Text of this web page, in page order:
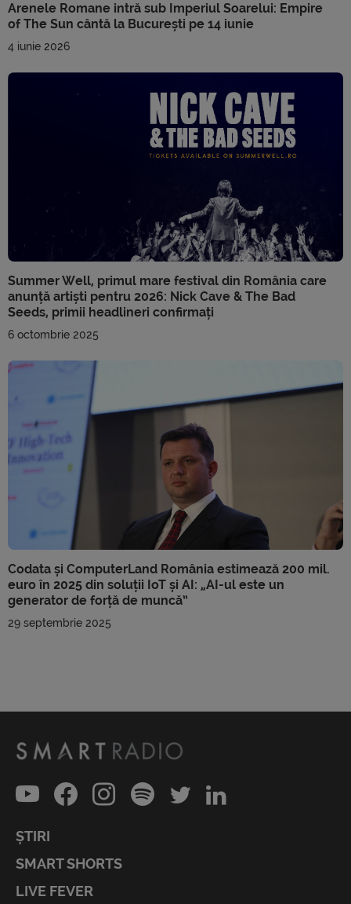
Arenele Romane intră sub Imperiul Soarelui: Empire
of The Sun cântă la București pe 14 iunie
4 iunie 2026
Summer Well, primul mare festival din România care
anunță artiști pentru 2026: Nick Cave & The Bad
Seeds, primii headlineri confirmați
6 octombrie 2025
Codata și ComputerLand România estimează 200 mil.
euro în 2025 din soluții IoT și AI: „AI-ul este un
generator de forță de muncă”
29 septembrie 2025
ȘTIRI
SMART SHORTS
LIVE FEVER